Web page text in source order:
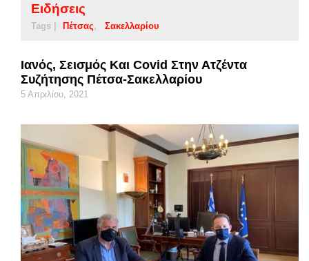
Ειδήσεις
Tags | Πέτσας Σακελλαρίου
Ιανός, Σεισμός Και Covid Στην Ατζέντα
Συζήτησης Πέτσα-Σακελλαρίου
5 Απριλίου, 2021